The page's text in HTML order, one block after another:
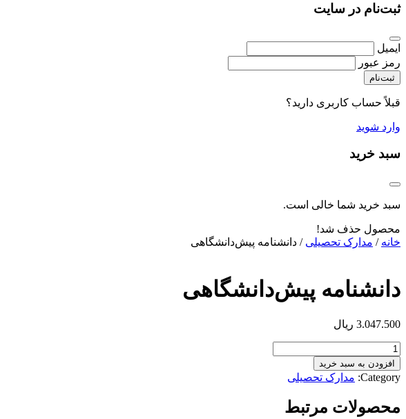
ثبت‌نام در سایت
ایمیل
رمز عبور
ثبت‌نام
قبلاً حساب کاربری دارید؟
وارد شوید
سبد خرید
سبد خرید شما خالی است.
محصول حذف شد!
خانه / مدارک تحصیلی / دانشنامه پیش‌دانشگاهی
دانشنامه پیش‌دانشگاهی
3.047.500 ریال
دانشنامه
پیش‌دانشگاهی
عدد
افزودن به سبد خرید
Category: مدارک تحصیلی
محصولات مرتبط